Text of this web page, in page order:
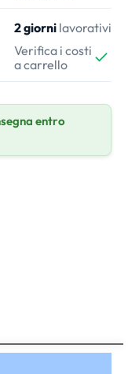
2 giorni lavorativi
Verifica i costi
a carrello
entro